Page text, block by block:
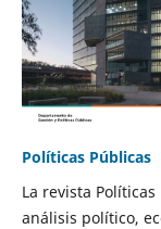
Políticas Públicas
La revista
análisis político,